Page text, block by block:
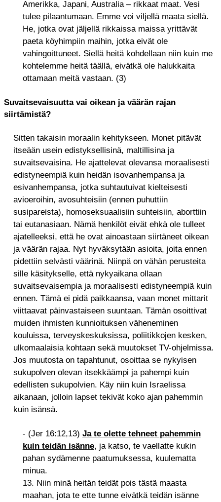
Amerikka, Japani, Australia – rikkaat maat. Vesi
tulee pilaantumaan. Emme voi viljellä maata siellä.
He, jotka ovat jäljellä rikkaissa maissa yrittävät
paeta köyhimpiin maihin, jotka eivät ole
vahingoittuneet. Siellä heitä kohdellaan niin kuin me
kohtelemme heitä täällä, eivätkä ole halukkaita
ottamaan meitä vastaan. (3)
Suvaitsevaisuutta vai oikean ja väärän rajan
siirtämistä?
Sitten takaisin moraalin kehitykseen. Monet pitävät
itseään usein edistyksellisinä, maltillisina ja
suvaitsevaisina. He ajattelevat olevansa moraalisesti
edistyneempiä kuin heidän isovanhempansa ja
esivanhempansa, jotka suhtautuivat kielteisesti
avioeroihin, avosuhteisiin (ennen puhuttiin
susipareista), homoseksuaalisiin suhteisiin, aborttiin
tai eutanasiaan. Nämä henkilöt eivät ehkä ole tulleet
ajatelleeksi, että he ovat ainoastaan siirtäneet oikean
ja väärän rajaa. Nyt hyväksytään asioita, joita ennen
pidettiin selvästi väärinä. Niinpä on vähän perusteita
sille käsitykselle, että nykyaikana ollaan
suvaitsevaisempia ja moraalisesti edistyneempiä kuin
ennen. Tämä ei pidä paikkaansa, vaan monet mittarit
viittaavat päinvastaiseen suuntaan. Tämän osoittivat
muiden ihmisten kunnioituksen väheneminen
kouluissa, terveyskeskuksissa, poliitikkojen kesken,
ulkomaalaisia kohtaan sekä muutokset TV-ohjelmissa.
Jos muutosta on tapahtunut, osoittaa se nykyisen
sukupolven olevan itsekkäämpi ja pahempi kuin
edellisten sukupolvien. Käy niin kuin Israelissa
aikanaan, jolloin lapset tekivät koko ajan pahemmin
kuin isänsä.
- (Jer 16:12,13) Ja te olette tehneet pahemmin
kuin teidän isänne, ja katso, te vaellatte kukin
pahan sydämenne paatumuksessa, kuulematta
minua.
13. Niin minä heitän teidät pois tästä maasta
maahan, jota te ette tunne eivätkä teidän isänne